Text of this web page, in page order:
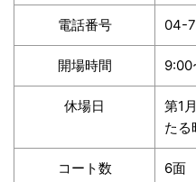
電話番号 04-
開場時間
休場日
第1
たる
コート数 6面